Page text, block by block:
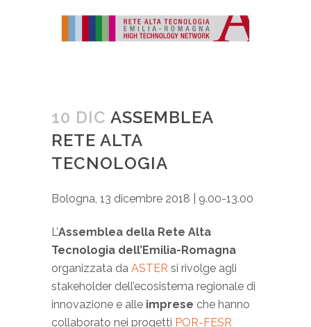
10 DIC ASSEMBLEA
RETE ALTA
TECNOLOGIA
Bologna, 13 dicembre 2018 | 9.00-13.00
L’Assemblea della Rete Alta
Tecnologia dell’Emilia-Romagna
organizzata da ASTER si rivolge agli
stakeholder dell’ecosistema regionale di
innovazione e alle imprese che hanno
collaborato nei progetti POR-FESR